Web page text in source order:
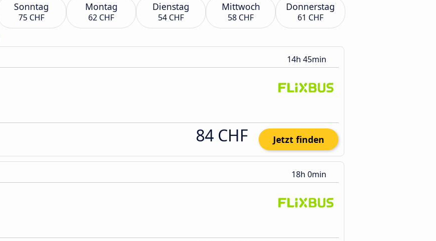
Sonntag
75 CHF
Montag
62 CHF
Dienstag
54 CHF
Mittwoch
58 CHF
Donnerstag
61 CHF
14h 45min
84 CHF Jetzt finden
18h 0min